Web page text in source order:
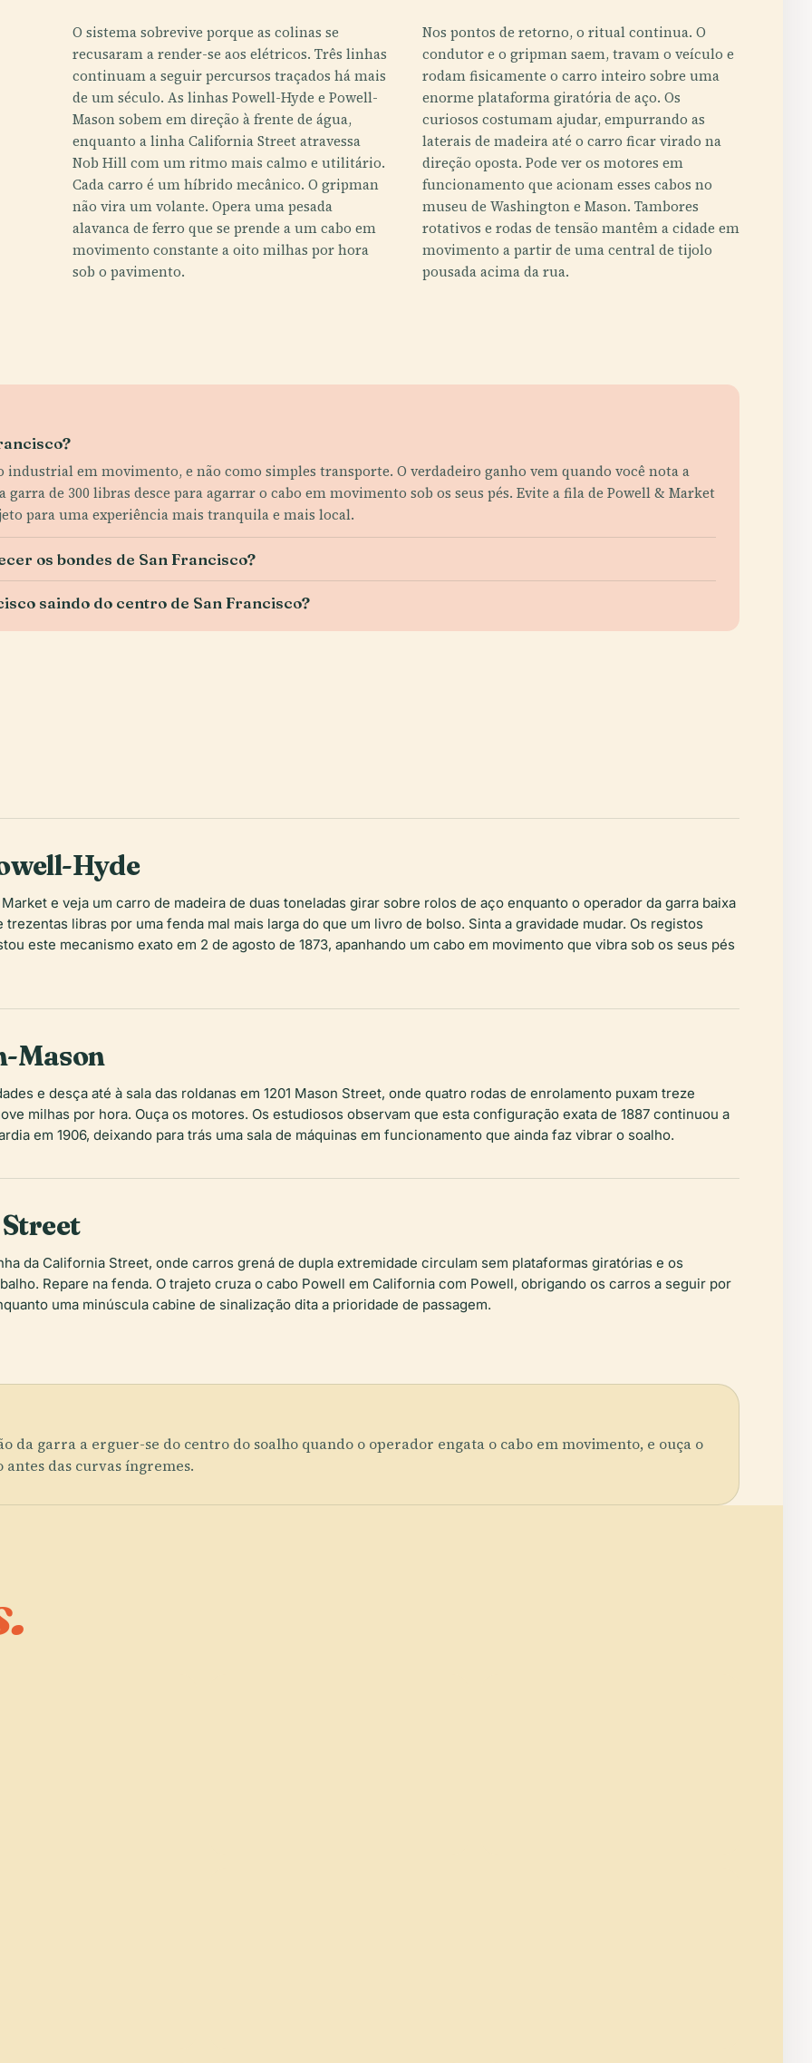
O sistema sobrevive porque as colinas se
recusaram a render-se aos elétricos. Três linhas
continuam a seguir percursos traçados há mais
de um século. As linhas Powell-Hyde e Powell-
Mason sobem em direção à frente de água,
enquanto a linha California Street atravessa
Nob Hill com um ritmo mais calmo e utilitário.
Cada carro é um híbrido mecânico. O gripman
não vira um volante. Opera uma pesada
alavanca de ferro que se prende a um cabo em
movimento constante a oito milhas por hora
sob o pavimento.
Nos pontos de retorno, o ritual continua. O
condutor e o gripman saem, travam o veículo e
rodam fisicamente o carro inteiro sobre uma
enorme plataforma giratória de aço. Os
curiosos costumam ajudar, empurrando as
laterais de madeira até o carro ficar virado na
direção oposta. Pode ver os motores em
funcionamento que acionam esses cabos no
museu de Washington e Mason. Tambores
rotativos e rodas de tensão mantêm a cidade em
movimento a partir de uma central de tijolo
pousada acima da rua.
industrial em movimento, e não como simples transporte. O verdadeiro ganho vem quando você nota a
de 300 libras desce para agarrar o cabo em movimento sob os seus pés. Evite a fila de Powell & Market
para uma experiência mais tranquila e mais local.
os bondes de San Francisco?
saindo do centro de San Francisco?
Hyde
e veja um carro de madeira de duas toneladas girar sobre rolos de aço enquanto o operador da garra baixa
libras por uma fenda mal mais larga do que um livro de bolso. Sinta a gravidade mudar. Os registos
este mecanismo exato em 2 de agosto de 1873, apanhando um cabo em movimento que vibra sob os seus pés
Mason
e desça até à sala das roldanas em 1201 Mason Street, onde quatro rodas de enrolamento puxam treze
milhas por hora. Ouça os motores. Os estudiosos observam que esta configuração exata de 1887 continuou a
em 1906, deixando para trás uma sala de máquinas em funcionamento que ainda faz vibrar o soalho.
da California Street, onde carros grená de dupla extremidade circulam sem plataformas giratórias e os
Repare na fenda. O trajeto cruza o cabo Powell em California com Powell, obrigando os carros a seguir por
uma minúscula cabine de sinalização dita a prioridade de passagem.
da garra a erguer-se do centro do soalho quando o operador engata o cabo em movimento, e ouça o
antes das curvas íngremes.